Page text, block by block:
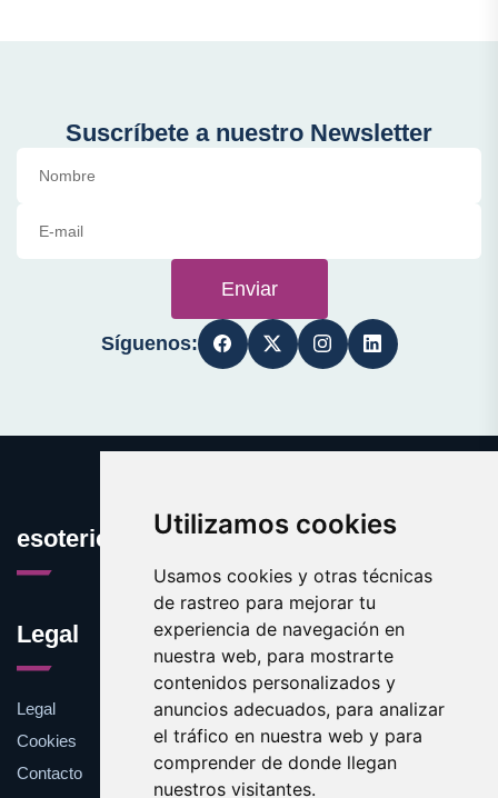
Utilizamos cookies
Usamos cookies y otras técnicas
de rastreo para mejorar tu
experiencia de navegación en
nuestra web, para mostrarte
contenidos personalizados y
anuncios adecuados, para analizar
el tráfico en nuestra web y para
comprender de donde llegan
nuestros visitantes.
Suscríbete a nuestro Newsletter
Enviar
Síguenos:
esotericos.es
Legal
Legal
Cookies
Contacto